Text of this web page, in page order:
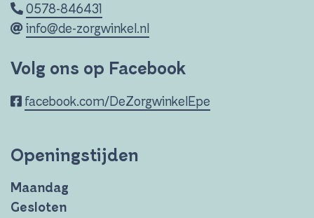
0578-846431
info@de-zorgwinkel.nl
Volg ons op Facebook
facebook.com/DeZorgwinkelEpe
Openingstijden
Maandag
Gesloten